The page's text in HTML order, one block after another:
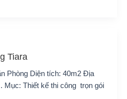
Tiara
Phòng Diện tích: 40m2 Địa
Mục: Thiết kế thi công trọn gói